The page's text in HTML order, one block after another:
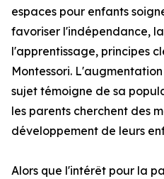
espaces pour enfants
favoriser l'indépendance,
l'apprentissage, principes
Montessori.
sujet témoigne de sa
les parents cherchent des
développement de leurs
Alors que l'intérêt pour la